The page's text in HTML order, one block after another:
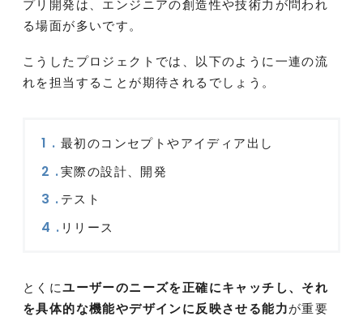
プリ開発は、エンジニアの創造性や技術力が問われ
る場面が多いです。
こうしたプロジェクトでは、以下のように一連の流
れを担当することが期待されるでしょう。
最初のコンセプトやアイディア出し
実際の設計、開発
テスト
リリース
とくにユーザーのニーズを正確にキャッチし、それ
を具体的な機能やデザインに反映させる能力が重要